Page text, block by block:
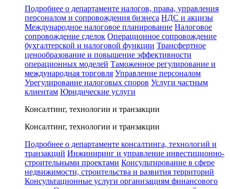
Подробнее о департаменте налогов, права, управления
персоналом и сопровождения бизнеса НДС и акцизы
Международное налоговое планирование Налоговое
сопровождение сделок Операционное сопровождение
бухгалтерской и налоговой функции Трансфертное
ценообразование и повышение эффективности
операционных моделей Таможенное регулирование и
международная торговля Управление персоналом
Урегулирование налоговых споров Услуги частным
клиентам Юридические услуги
Консалтинг, технологии и транзакции
Консалтинг, технологии и транзакции
Подробнее о департаменте консалтинга, технологий и
транзакций Инжиниринг и управление инвестиционно-
строительными проектами Консультирование в сфере
недвижимости, строительства и развития территорий
Консультационные услуги организациям финансового